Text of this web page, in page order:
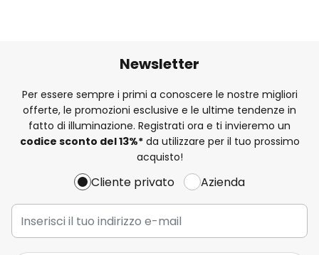
Newsletter
Per essere sempre i primi a conoscere le nostre migliori
offerte, le promozioni esclusive e le ultime tendenze in
fatto di illuminazione. Registrati ora e ti invieremo un
codice sconto del13%*da utilizzare per il tuo prossimo
acquisto!
Cliente privato Azienda